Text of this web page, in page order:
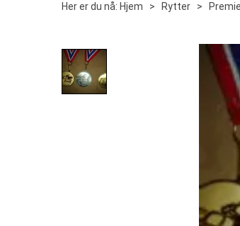
Her er du nå: Hjem > Rytter >